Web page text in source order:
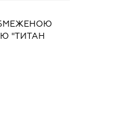
"ТИТАН